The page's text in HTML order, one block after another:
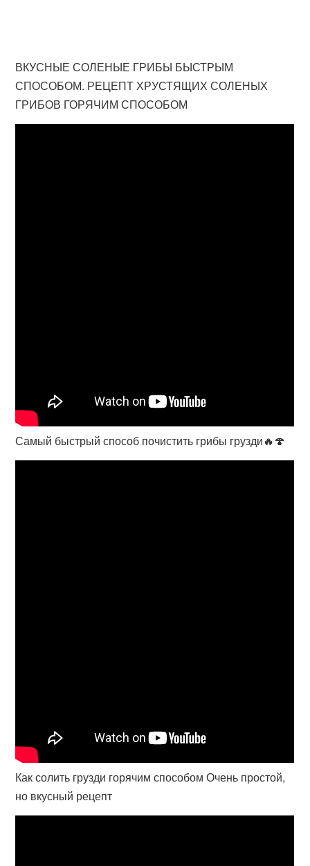
ВКУСНЫЕ СОЛЕНЫЕ ГРИБЫ БЫСТРЫМ
СПОСОБОМ. РЕЦЕПТ ХРУСТЯЩИХ СОЛЕНЫХ
ГРИБОВ ГОРЯЧИМ СПОСОБОМ
Самый быстрый способ почистить грибы грузди🔥🍄
Как солить грузди горячим способом Очень простой,
но вкусный рецепт